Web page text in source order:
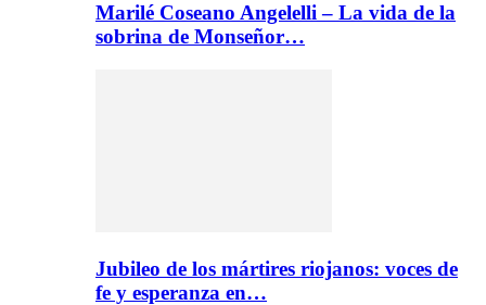
Marilé Coseano Angelelli – La vida de la
sobrina de Monseñor…
Jubileo de los mártires riojanos: voces de
fe y esperanza en…